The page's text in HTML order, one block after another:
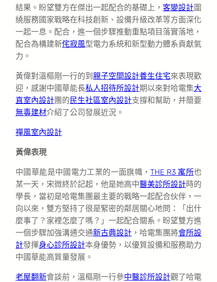
結果。盼望雙方在傑出一起配合的基礎上， 客變設計圍
繞服務國家戰略在科技創新、設備升級改革等方面深化
一起一息。配合，進一個步驟推動重點項目落實落地，
配合為構建新侘寂風型電力系統和新型動力體系貢獻氣
力。
黃偉對溫樞剛一行的到 親子空間設計養生住宅來表現歡
迎，感謝中國華能長私人招待所設計期以來對哈電集大
直室內設計團的 民生社區室內設計支撐和幫助，并簡要
無毒建材介紹了公司發展近況。
禪風室內設計
黃偉表現
中國華能是中國電力工業的一面旗幟，THE R3 寓所也
某一天，宋微終於記起，他是她高中醫美診所設計時的
學長，當初是哈電集團最主要的戰略一起配合伙伴，一
向以來，雙方堅持了很是緊密的鄰居關心地問：「出什
麼事了？家裡怎麼了嗎？」一起配合關系。盼望雙方進
一個步驟加強溝通交通新古典設計 ，哈電集團將會所設
計發揮身心診所設計本身優勢，以優質設備和服務助力
中國華能高質量發展。
老屋翻新會談前，溫樞剛一行參中醫診所設計觀了哈電